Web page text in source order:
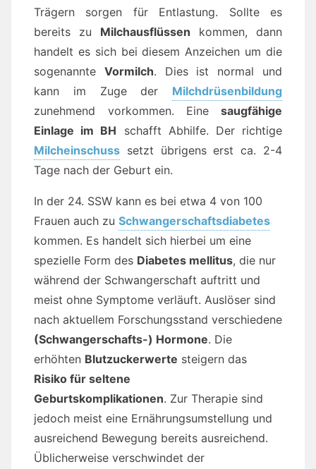
Trägern sorgen für Entlastung. Sollte es
bereits zu Milchausflüssen kommen, dann
handelt es sich bei diesem Anzeichen um die
sogenannte Vormilch. Dies ist normal und
kann im Zuge der Milchdrüsenbildung
zunehmend vorkommen. Eine saugfähige
Einlage im BH schafft Abhilfe. Der richtige
Milcheinschuss setzt übrigens erst ca. 2-4
Tage nach der Geburt ein.
In der 24. SSW kann es bei etwa 4 von 100
Frauen auch zu Schwangerschaftsdiabetes
kommen. Es handelt sich hierbei um eine
spezielle Form des Diabetes mellitus, die nur
während der Schwangerschaft auftritt und
meist ohne Symptome verläuft. Auslöser sind
nach aktuellem Forschungsstand verschiedene
(Schwangerschafts-) Hormone. Die
erhöhten Blutzuckerwerte steigern das
Risiko für seltene
Geburtskomplikationen. Zur Therapie sind
jedoch meist eine Ernährungsumstellung und
ausreichend Bewegung bereits ausreichend.
Üblicherweise verschwindet der